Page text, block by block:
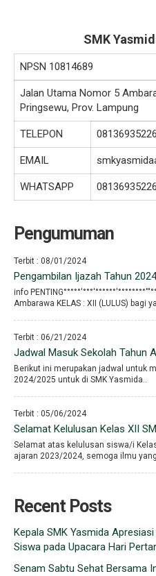
SMK
NPSN 10814689
Jalan Utama Nomor 5
Pringsewu, Prov. Lampung
TELEPON
EMAIL
WHATSAPP
Pengumuman
Terbit : 08/01/2024
Pengambilan Ijazah Tahun
info
Ambarawa KELAS : XII (LULUS) bagi
Terbit : 06/21/2024
Jadwal Masuk Sekolah Tahun
Berikut ini merupakan jadwal untuk
2024/2025 untuk di SMK Yasmida..
Terbit : 05/06/2024
Selamat Kelulusan Kelas XII
Selamat atas kelulusan siswa/i
ajaran 2023/2024, semoga ilmu
Recent Posts
Kepala SMK Yasmida
Siswa pada Upacara Hari
Senam Sabtu Sehat Bersama